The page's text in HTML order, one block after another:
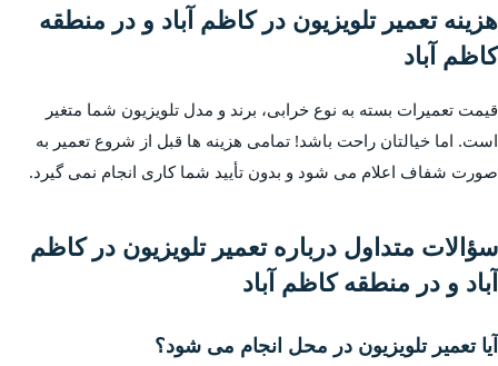
هزینه تعمیر تلویزیون در کاظم آباد و در منطقه
کاظم آباد
قیمت تعمیرات بسته به نوع خرابی، برند و مدل تلویزیون شما متغیر
است. اما خیالتان راحت باشد! تمامی هزینه ها قبل از شروع تعمیر به
صورت شفاف اعلام می شود و بدون تأیید شما کاری انجام نمی گیرد.
سؤالات متداول درباره تعمیر تلویزیون در کاظم
آباد و در منطقه کاظم آباد
آیا تعمیر تلویزیون در محل انجام می شود؟